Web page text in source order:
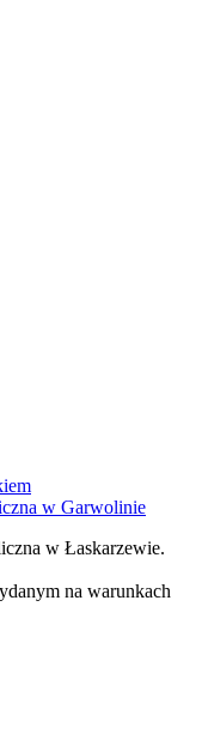
w Garwolinie
w Łaskarzewie.
na warunkach